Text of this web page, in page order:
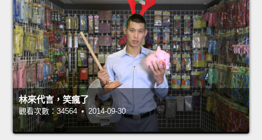
林來代言，笑瘋了
觀看次數：34564 • 2014-09-30